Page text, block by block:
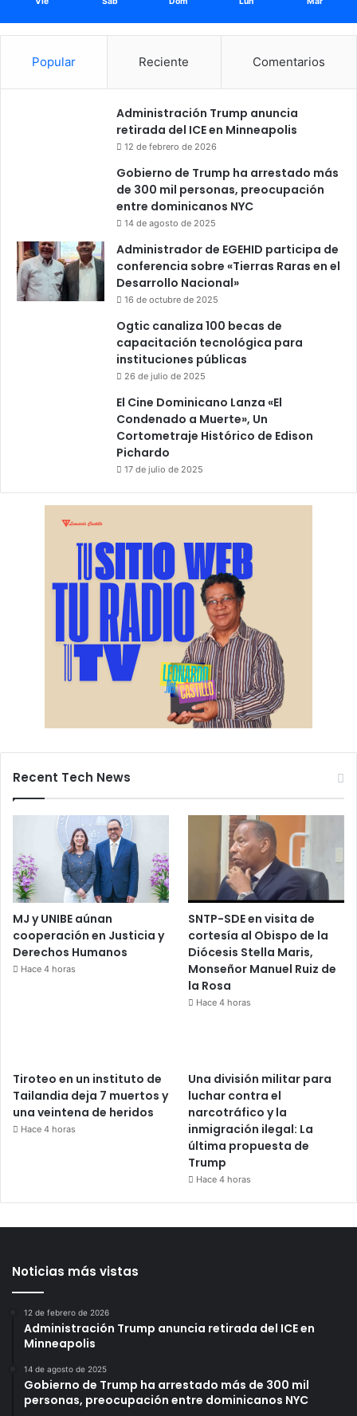
Popular Reciente Comentarios
Administración Trump anuncia
retirada del ICE en Minneapolis
12 de febrero de 2026
Gobierno de Trump ha arrestado más
de 300 mil personas, preocupación
entre dominicanos NYC
14 de agosto de 2025
Administrador de EGEHID participa de
conferencia sobre «Tierras Raras en el
Desarrollo Nacional»
16 de octubre de 2025
Ogtic canaliza 100 becas de
capacitación tecnológica para
instituciones públicas
26 de julio de 2025
El Cine Dominicano Lanza «El
Condenado a Muerte», Un
Cortometraje Histórico de Edison
Pichardo
17 de julio de 2025
Recent Tech News
MJ y UNIBE aúnan
cooperación en Justicia y
Derechos Humanos
Hace 4 horas
SNTP-SDE en visita de
cortesía al Obispo de la
Diócesis Stella Maris,
Monseñor Manuel Ruiz de
la Rosa
Hace 4 horas
Tiroteo en un instituto de
Tailandia deja 7 muertos y
una veintena de heridos
Hace 4 horas
Una división militar para
luchar contra el
narcotráfico y la
inmigración ilegal: La
última propuesta de
Trump
Hace 4 horas
Noticias más vistas
12 de febrero de 2026
Administración Trump anuncia retirada del ICE en
Minneapolis
14 de agosto de 2025
Gobierno de Trump ha arrestado más de 300 mil
personas, preocupación entre dominicanos NYC